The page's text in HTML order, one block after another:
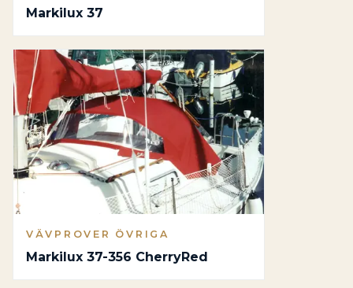
Markilux 37
VÄVPROVER ÖVRIGA
Markilux 37-356 CherryRed